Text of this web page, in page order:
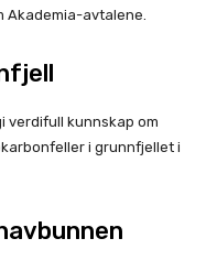
Akademia-avtalene.
verdifull kunnskap om
i grunnfjellet i